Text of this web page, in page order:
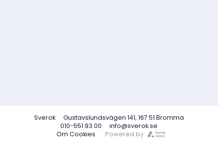
Om Cookies Powered by
Sverok
Gustavslundsvägen 141, 167 51 Bromma
010-551 93 00
info@sverok.se